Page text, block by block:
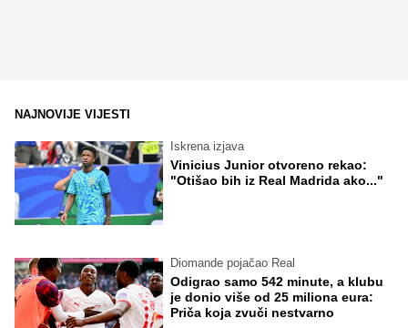
NAJNOVIJE VIJESTI
Iskrena izjava
Vinicius Junior otvoreno rekao:
"Otišao bih iz Real Madrida ako..."
Diomande pojačao Real
Odigrao samo 542 minute, a klubu
je donio više od 25 miliona eura:
Priča koja zvuči nestvarno